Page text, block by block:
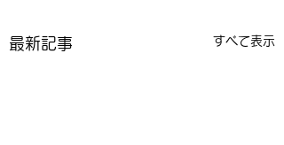
最新記事 すべて表示